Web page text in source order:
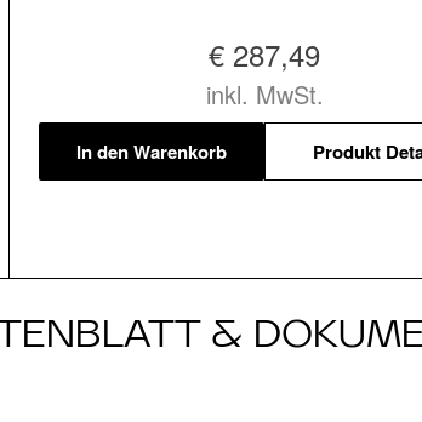
€ 287,49
inkl. MwSt.
In den Warenkorb Produkt
&